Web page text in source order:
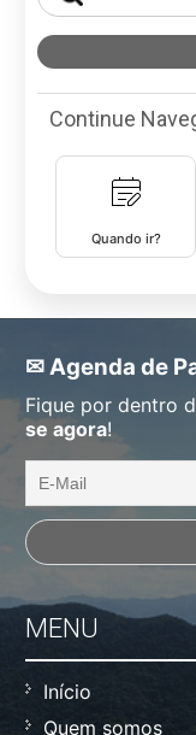
Continue
Quando ir?
✉ Agenda de
Fique por dentro
se agora!
MENU
Início
Quem somos